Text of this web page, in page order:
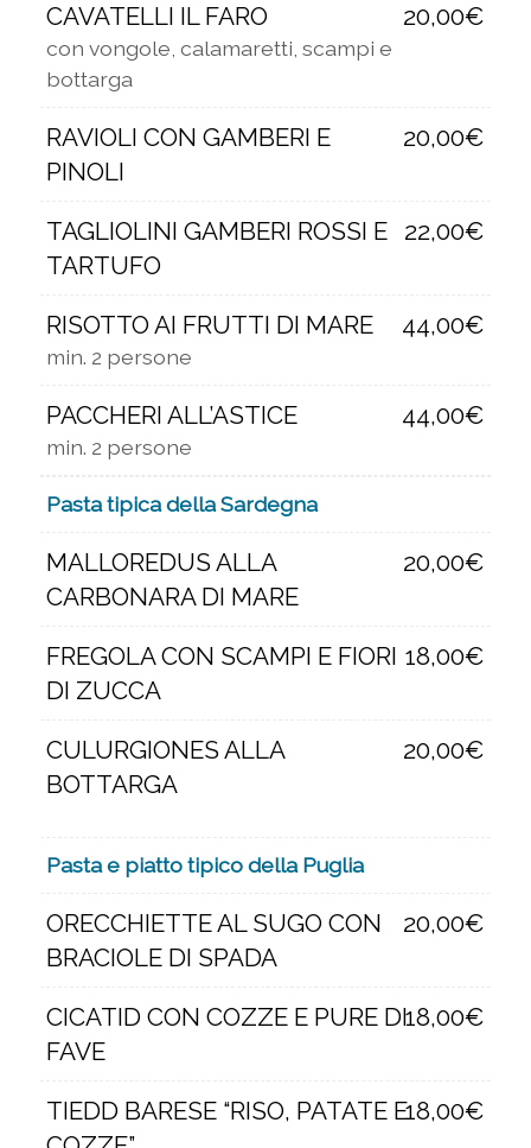
CAVATELLI IL FARO 20,00€
con vongole, calamaretti, scampi e
bottarga
RAVIOLI CON GAMBERI E
PINOLI
20,00€
TAGLIOLINI GAMBERI ROSSI E
TARTUFO
22,00€
RISOTTO AI FRUTTI DI MARE 44,00€
min. 2 persone
PACCHERI ALL’ASTICE 44,00€
min. 2 persone
Pasta tipica della Sardegna
MALLOREDUS ALLA
CARBONARA DI MARE
20,00€
FREGOLA CON SCAMPI E FIORI
DI ZUCCA
18,00€
CULURGIONES ALLA
BOTTARGA
20,00€
Pasta e piatto tipico della Puglia
ORECCHIETTE AL SUGO CON
BRACIOLE DI SPADA
20,00€
CICATID CON COZZE E PURE DI
FAVE
18,00€
TIEDD BARESE “RISO, PATATE E18,00€